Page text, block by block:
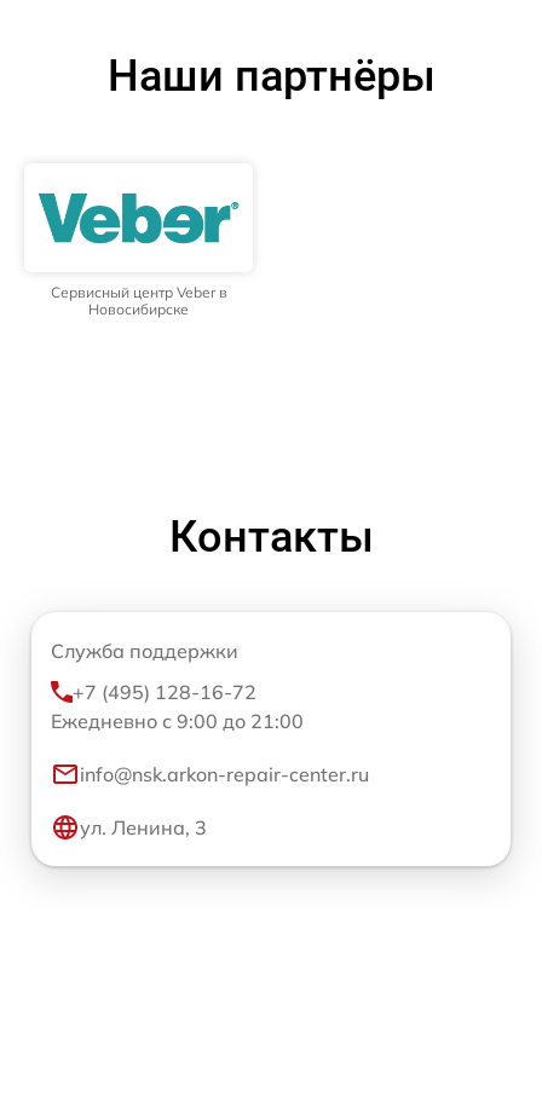
Наши партнёры
Сервисный центр Veber в
Новосибирске
Контакты
Служба поддержки
+7 (495) 128-16-72
Ежедневно с 9:00 до 21:00
info@nsk.arkon-repair-center.ru
ул. Ленина, 3